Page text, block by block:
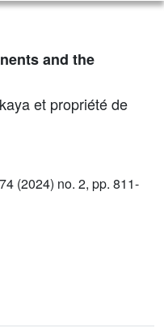
and the
et propriété de
(2024) no. 2, pp. 811-